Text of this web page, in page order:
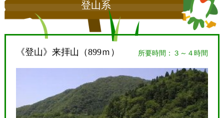
登山系
《登山》来拝山（899ｍ） 所要時間：３～４時間